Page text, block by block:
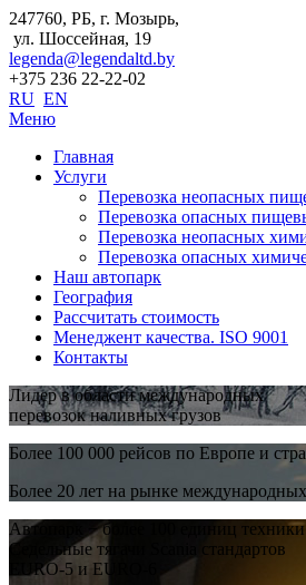
247760, РБ, г. Мозырь,
ул. Шоссейная, 19
legenda@legendaltd.by
+375 236 22-22-02
RU EN
Меню
Главная
Услуги
Перевозка неопасных
Перевозка опасных
Перевозка неопасных
Перевозка опасных
Наш автопарк
География
Рассчитать стоимость
Менеджент качества. ISO 9001
Контакты
Лидер в области международных
перевозок наливных грузов
Более 100 000 рейсов по Европе и
Более 20 лет на рынке
Автопарк − более 100 единиц техники
Седельные тягачи Scania стандартов
EURO-5 и EURO-6